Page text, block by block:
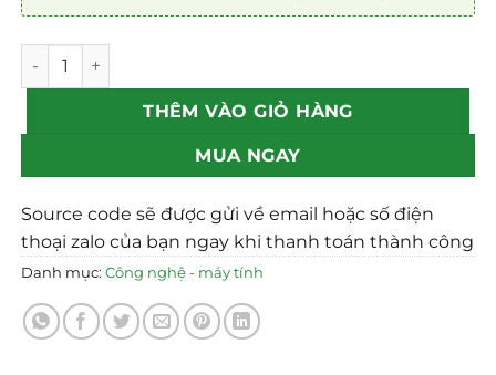
Mẫu theme Website điện lạnh chuẩn SEO số lượng
THÊM VÀO GIỎ HÀNG
MUA NGAY
Source code sẽ được gửi về email hoặc số điện
thoại zalo của bạn ngay khi thanh toán thành công
Danh mục:Công nghệ - máy tính